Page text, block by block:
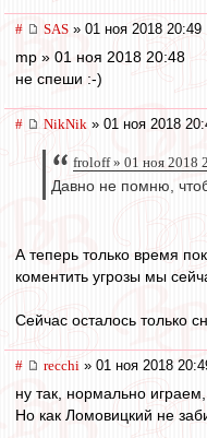
# SAS » 01 ноя 2018 20:49
mp » 01 ноя 2018 20:48
не спеши :-)
# NikNik » 01 ноя 2018
froloff » 01 ноя 2018
Давно не помню,
А теперь только время
коментить угрозы мы
Сейчас осталось только
# recchi » 01 ноя 2018
ну так, нормально
Но как Ломовицкий не